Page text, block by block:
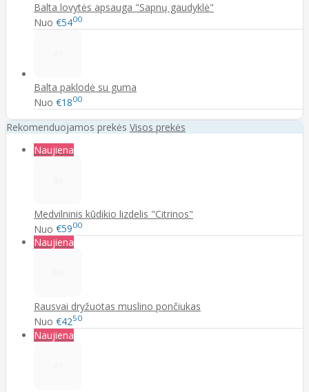
Balta lovytės apsauga "Sapnų gaudyklė"
Nuo €5400
Balta paklodė su guma
Nuo €1800
Rekomenduojamos prekės Visos prekės
Naujiena
Medvilninis kūdikio lizdelis "Citrinos"
Nuo €5900
Naujiena
Rausvai dryžuotas muslino pončiukas
Nuo €4250
Naujiena